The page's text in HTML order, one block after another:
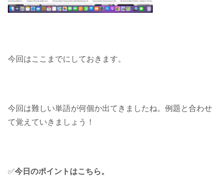
今回はここまでにしておきます。
今回は難しい単語が何個か出てきましたね。例題と合わせ
て覚えていきましょう！
✅今日のポイントはこちら。